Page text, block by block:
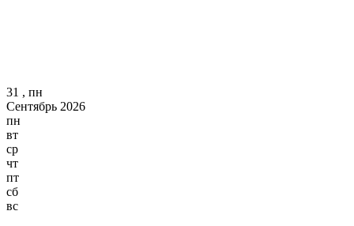
31 , пн
Сентябрь 2026
пн
вт
ср
чт
пт
сб
вс